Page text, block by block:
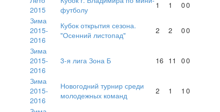
2015
футболу
1 1 00
Зима
2015-
2016
Кубок открытия сезона.
"Осенний листопад"
2 2 00
Зима
2015-
2016
3-я лига Зона Б 16 11 00
Зима
2015-
2016
Новогодний турнир среди
молодежных команд
2 1 1 0